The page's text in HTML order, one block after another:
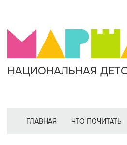
НАЦИОНАЛЬНАЯ
ГЛАВНАЯ ЧТО ПОЧИТАТЬ